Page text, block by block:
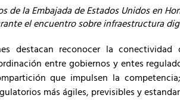
de la Embajada de Estados Unidos en
el encuentro sobre infraestructura
destacan reconocer la
entre gobiernos y entes
que impulsen la
más ágiles, previsibles y